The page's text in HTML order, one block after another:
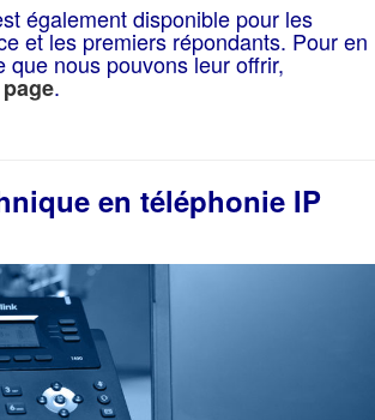
également disponible pour les
et les premiers répondants. Pour en
que nous pouvons leur offrir,
.
en téléphonie IP